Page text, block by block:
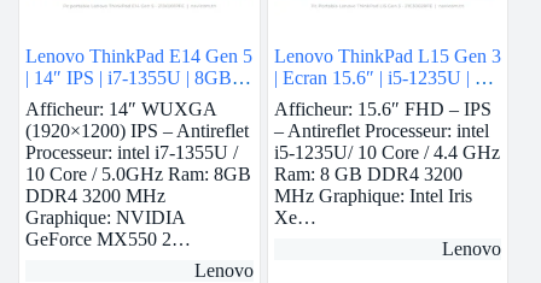
Lenovo ThinkPad E14 Gen 5
| 14″ IPS | i7-1355U | 8GB
Ram | Nvidia MX550 | 512
GB SSD
Afficheur: 14″ WUXGA
(1920×1200) IPS – Antireflet
Processeur: intel i7-1355U /
10 Core / 5.0GHz Ram: 8GB
DDR4 3200 MHz
Graphique: NVIDIA
GeForce MX550 2…
Lenovo
Lenovo ThinkPad L15 Gen 3
| Ecran 15.6″ | i5-1235U | 8
GB Ram | intel Iris Xe | 256
GB SSD
Afficheur: 15.6″ FHD – IPS
– Antireflet Processeur: intel
i5-1235U/ 10 Core / 4.4 GHz
Ram: 8 GB DDR4 3200
MHz Graphique: Intel Iris
Xe…
Lenovo